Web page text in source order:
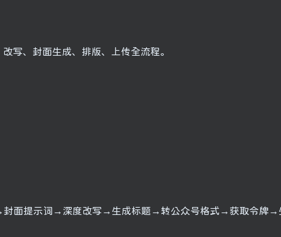
写、封面生成、排版、上传全流程。
面提示词→深度改写→生成标题→转公众号格式→获取令牌→